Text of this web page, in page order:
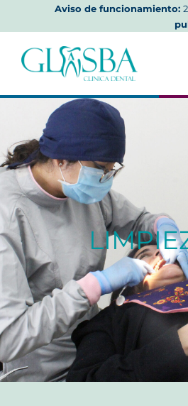
Aviso de funcionamiento: